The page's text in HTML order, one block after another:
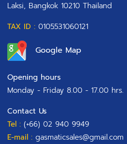
Laksi, Bangkok 10210 Thailand
TAX ID : 0105531060121
Google Map
Opening hours
Monday - Friday 8.00 - 17.00 hrs.
Contact Us
Tel : (+66) 02 940 9949
E-mail : gasmaticsales@gmail.com